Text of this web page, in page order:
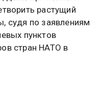
растущий
судя по заявлениям
пунктов
стран НАТО в